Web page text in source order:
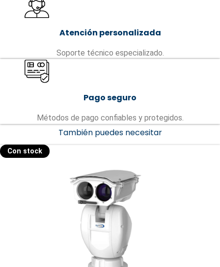
Atención personalizada
Soporte técnico especializado.
Pago seguro
Métodos de pago confiables y protegidos.
También puedes necesitar
Con stock